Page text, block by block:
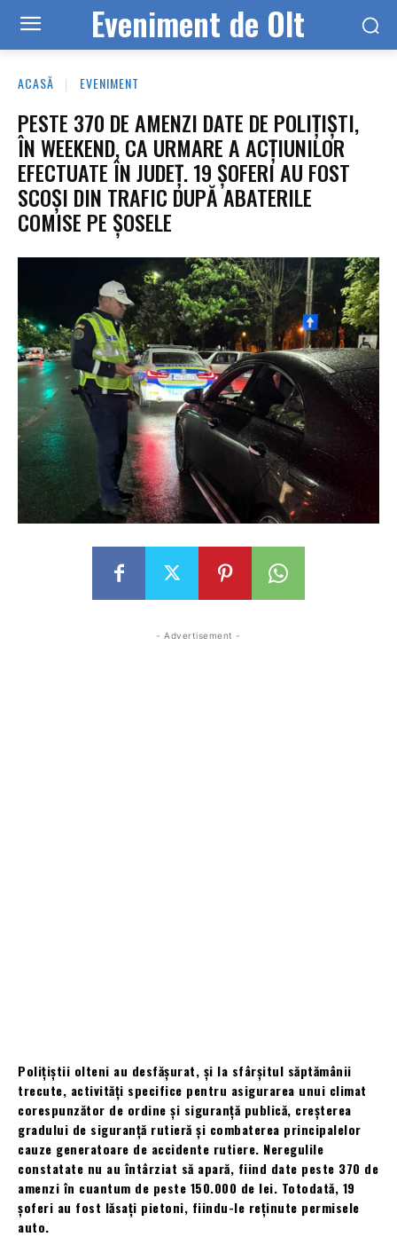
Eveniment de Olt
ACASĂ EVENIMENT
PESTE 370 DE AMENZI DATE DE POLIȚIȘTI,
ÎN WEEKEND, CA URMARE A ACȚIUNILOR
EFECTUATE ÎN JUDEȚ. 19 ȘOFERI AU FOST
SCOȘI DIN TRAFIC DUPĂ ABATERILE
COMISE PE ȘOSELE
- Advertisement -
Polițiștii olteni au desfășurat, și la sfârșitul săptămânii
trecute, activități specifice pentru asigurarea unui climat
corespunzător de ordine și siguranță publică, creșterea
gradului de siguranță rutieră și combaterea principalelor
cauze generatoare de accidente rutiere. Neregulile
constatate nu au întârziat să apară, fiind date peste 370 de
amenzi în cuantum de peste 150.000 de lei. Totodată, 19
șoferi au fost lăsați pietoni, fiindu-le reținute permisele
auto.